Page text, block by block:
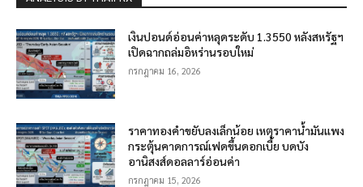
เงินปอนด์อ่อนค่าหลุดระดับ 1.3550 หลังสหรัฐฯ
เปิดฉากถล่มอิหร่านรอบใหม่
กรกฎาคม 16, 2026
ราคาทองคำขยับลงเล็กน้อย เหตุราคาน้ำมันแพง
กระตุ้นคาดการณ์เฟดขึ้นดอกเบี้ย บดบัง
อานิสงส์ดอลลาร์อ่อนค่า
กรกฎาคม 15, 2026